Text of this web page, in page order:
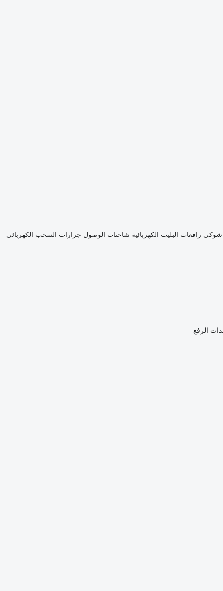
شوكي رافعات البليت الكهربائية شاحنات الوصول جرارات السحب الكهربائي
الرفع